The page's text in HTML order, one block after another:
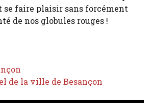
se faire plaisir sans forcément
de nos globules rouges !
de la ville de Besançon